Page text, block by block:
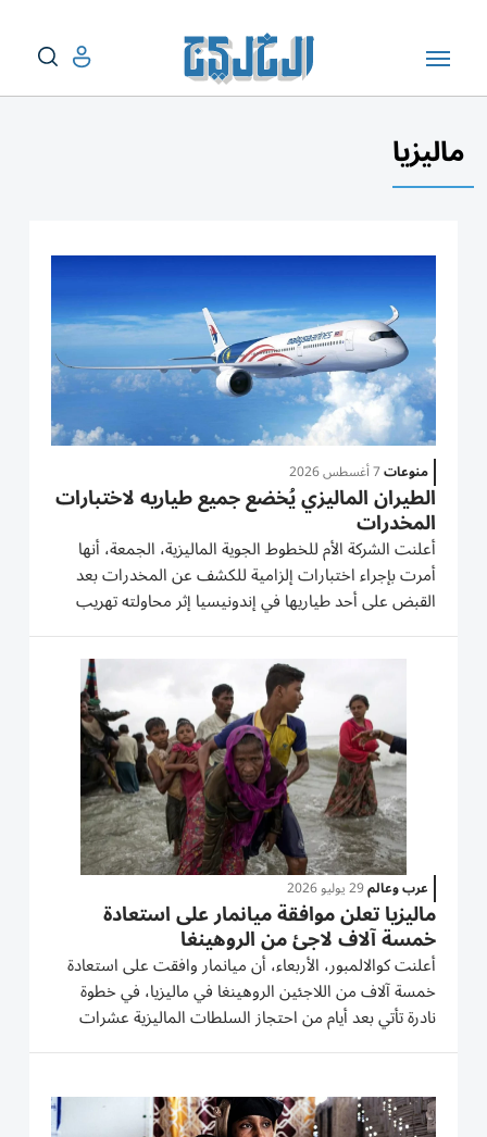
ماليزيا
منوعات7 أغسطس 2026
الطيران الماليزي يُخضع جميع طياريه لاختبارات
المخدرات
أعلنت الشركة الأم للخطوط الجوية الماليزية، الجمعة، أنها
أمرت بإجراء اختبارات إلزامية للكشف عن المخدرات بعد
القبض على أحد طياريها في إندونيسيا إثر محاولته تهريب
حبوب مخدرة، بعدما جاءت نتيجة اختباره إيجابية لمزيج من
المخدرات. وألقت السلطات الإندونيسية القبض على
عرب وعالم29 يوليو 2026
ماليزيا تعلن موافقة ميانمار على استعادة
خمسة آلاف لاجئ من الروهينغا
أعلنت كوالالمبور، الأربعاء، أن ميانمار وافقت على استعادة
خمسة آلاف من اللاجئين الروهينغا في ماليزيا، في خطوة
نادرة تأتي بعد أيام من احتجاز السلطات الماليزية عشرات
اللاجئين. وتستضيف ماليزيا أكثر من 215 ألف لاجئ وطالب
لشؤون...